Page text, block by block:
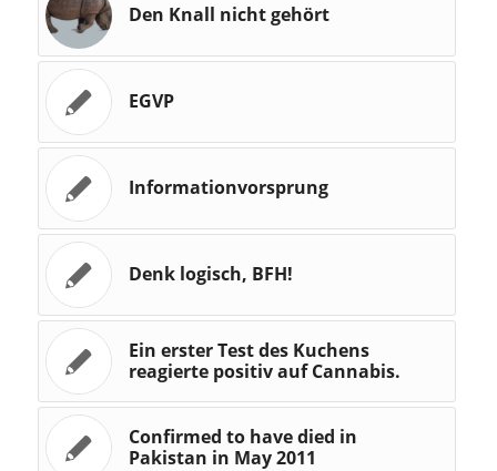
Den Knall nicht gehört
EGVP
Informationvorsprung
Denk logisch, BFH!
Ein erster Test des Kuchens
reagierte positiv auf Cannabis.
Confirmed to have died in
Pakistan in May 2011